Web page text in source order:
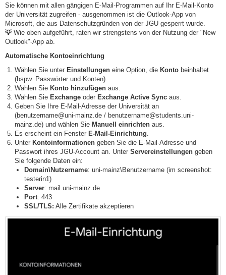
Sie können mit allen gängigen E-Mail-Programmen auf Ihr E-Mail-Konto
der Universität zugreifen - ausgenommen ist die Outlook-App von
Microsoft, die aus Datenschutzgründen von der JGU gesperrt wurde.
💡Wie oben aufgeführt, raten wir strengstens von der Nutzung der "New
Outlook"-App ab.
Automatische Kontoeinrichtung
Wählen Sie unterEinstellungeneine Option, die Kontobeinhaltet
(bspw. Passwörter und Konten).
Wählen SieKonto hinzufügen aus.
Wählen SieExchange oderExchange Active Sync aus.
Geben Sie Ihre E-Mail-Adresse der Universität an
(benutzername@uni-mainz.de / benutzername@students.uni-
mainz.de) und wählen SieManuell einrichten aus.
Es erscheint ein FensterE-Mail-Einrichtung
UnterKontoinformationen geben Sie die E-Mail-Adresse und
Passwort ihres JGU-Account an. UnterServereinstellungengeben
Sie folgende Daten ein:
Domain\Nutzername: uni-mainz\Benutzername (im screenshot:
testerin1)
Server: mail.uni-mainz.de
Port: 443
SSL/TLS: Alle Zertifikate akzeptieren